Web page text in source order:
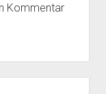
Kommentar